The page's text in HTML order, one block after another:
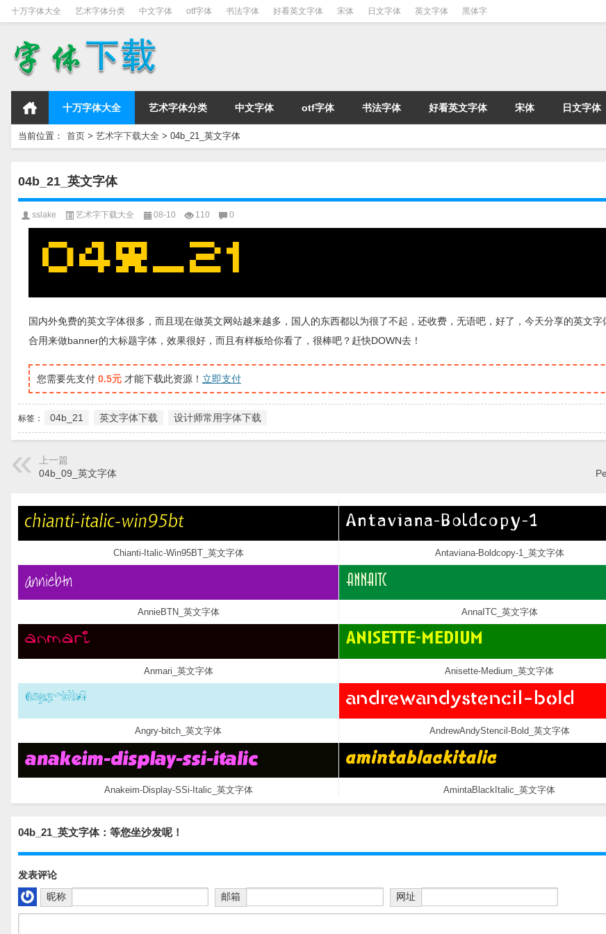
十万字体大全 艺术字体分类 中文字体 otf字体 书法字体 好看英文字体 宋体 日文字体 英文字体 黑体字
十万字体大全 艺术字体分类 中文字体 otf字体 书法字体 好看英文字体 宋体 日文字体
当前位置： 首页 > 艺术字下载大全 > 04b_21_英文字体
04b_21_英文字体
sslake 艺术字下载大全 08-10 110 0
国内外免费的英文字体很多，而且现在做英文网站越来越多，国人的东西都以为很了不起，还收费，无语吧，好了，今天分享的英文字
合用来做banner的大标题字体，效果很好，而且有样板给你看了，很棒吧？赶快DOWN去！
您需要先支付 0.5元 才能下载此资源！ 立即支付
标签： 04b_21 英文字体下载 设计师常用字体下载
上一篇
04b_09_英文字体
Chianti-Italic-Win95BT_英文字体 Antaviana-Boldcopy-1_英文字体
AnnieBTN_英文字体 AnnaITC_英文字体
Anmari_英文字体 Anisette-Medium_英文字体
Angry-bitch_英文字体 AndrewAndyStencil-Bold_英文字体
Anakeim-Display-SSi-Italic_英文字体 AmintaBlackItalic_英文字体
04b_21_英文字体：等您坐沙发呢！
发表评论
昵称
邮箱 网址